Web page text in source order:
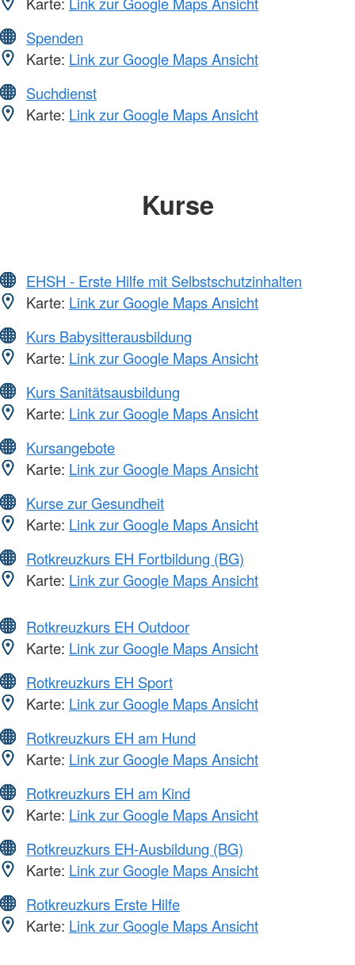
Spenden
Karte: Link zur Google Maps Ansicht
Suchdienst
Karte: Link zur Google Maps Ansicht
Kurse
EHSH - Erste Hilfe mit Selbstschutzinhalten
Karte: Link zur Google Maps Ansicht
Kurs Babysitterausbildung
Karte: Link zur Google Maps Ansicht
Kurs Sanitätsausbildung
Karte: Link zur Google Maps Ansicht
Kursangebote
Karte: Link zur Google Maps Ansicht
Kurse zur Gesundheit
Karte: Link zur Google Maps Ansicht
Rotkreuzkurs EH Fortbildung (BG)
Karte: Link zur Google Maps Ansicht
Rotkreuzkurs EH Outdoor
Karte: Link zur Google Maps Ansicht
Rotkreuzkurs EH Sport
Karte: Link zur Google Maps Ansicht
Rotkreuzkurs EH am Hund
Karte: Link zur Google Maps Ansicht
Rotkreuzkurs EH am Kind
Karte: Link zur Google Maps Ansicht
Rotkreuzkurs EH-Ausbildung (BG)
Karte: Link zur Google Maps Ansicht
Rotkreuzkurs Erste Hilfe
Karte: Link zur Google Maps Ansicht